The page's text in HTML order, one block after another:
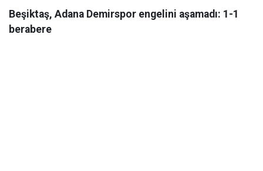
Beşiktaş, Adana Demirspor engelini aşamadı: 1-1
berabere